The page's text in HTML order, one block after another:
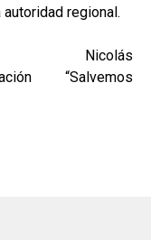
regional.
“Salvemos